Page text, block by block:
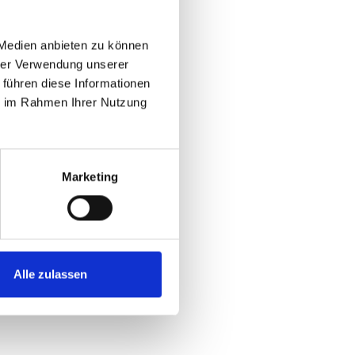
anbieten zu können
Verwendung unserer
diese Informationen
Rahmen Ihrer Nutzung
Marketing
Alle zulassen